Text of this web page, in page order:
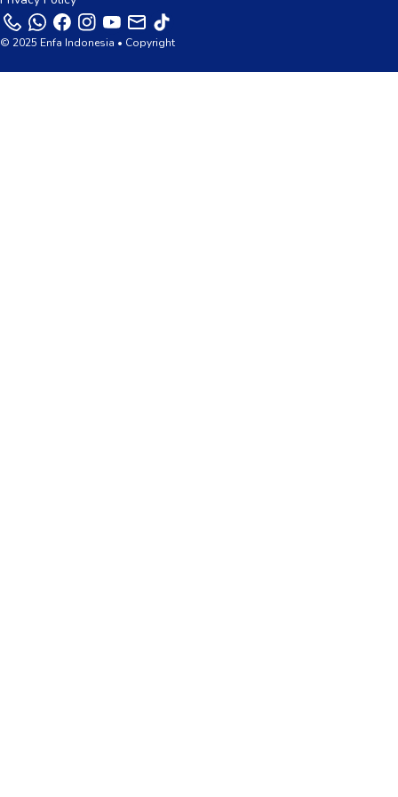
© 2025 Enfa Indonesia • Copyright